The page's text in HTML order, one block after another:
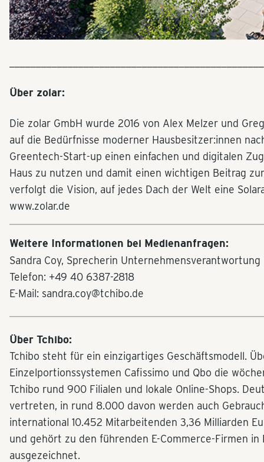
Über zolar:
Die zolar GmbH wurde 2016 von Alex Melzer und
auf die Bedürfnisse moderner Hausbesitzer:innen
Greentech-Start-up einen einfachen und digitalen
Haus zu nutzen und damit einen wichtigen Beitrag
verfolgt die Vision, auf jedes Dach der Welt eine
www.zolar.de
Weitere Informationen bei Medienanfragen:
Sandra Coy, Sprecherin Unternehmensverantwortung
Telefon: +49 40 6387-2818
E-Mail: sandra.coy@tchibo.de
Über Tchibo:
Tchibo steht für ein einzigartiges Geschäftsmodell.
Einzelportionssystemen Cafissimo und Qbo die
Tchibo rund 900 Filialen und lokale Online-Shops.
vertreten, in rund 8.000 davon werden auch
international 10.452 Mitarbeitenden 3,36 Milliarden
und gehört zu den führenden E-Commerce-Firmen
ausgezeichnet.